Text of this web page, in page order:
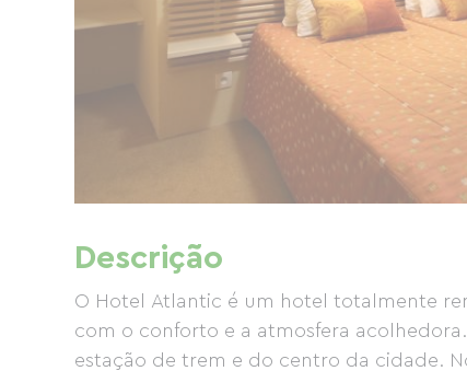
Descrição
O Hotel Atlantic é um hotel totalmente
com o conforto e a atmosfera
estação de trem e do centro da cidade.